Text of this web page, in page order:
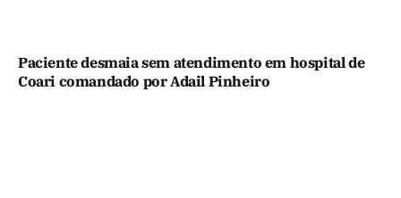
Paciente desmaia sem atendimento em hospital de
Coari comandado por Adail Pinheiro